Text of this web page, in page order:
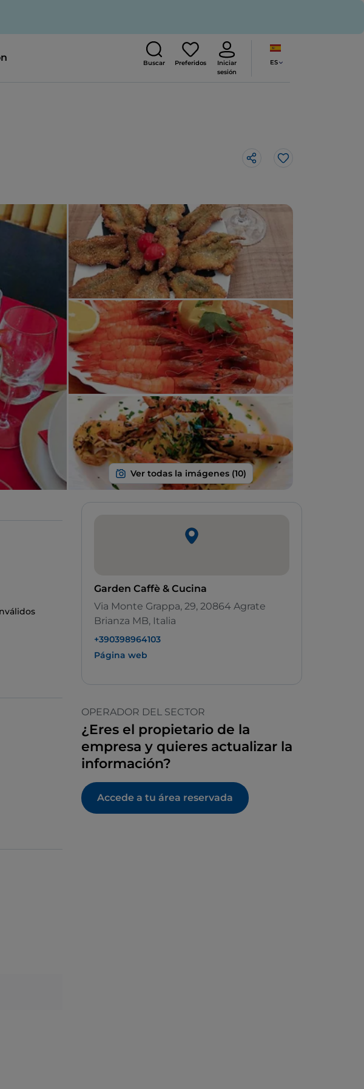
Buscar Preferidos
Iniciar
sesión
ES
Me gusta
Garden Caffè & Cucina
Via Monte Grappa, 29, 20864 Agrate
Brianza MB, Italia
+390398964103
Página web
OPERADOR DEL SECTOR
¿Eres el propietario de la
empresa y quieres actualizar la
información?
Accede a tu área reservada